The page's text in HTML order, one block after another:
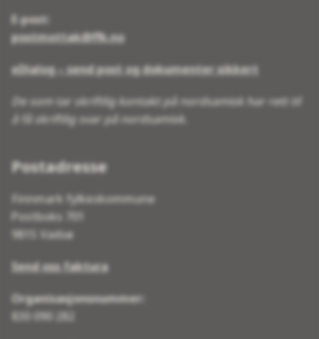
E-post:
postmottak@ffk.no
eDialog – send post og dokumenter sikkert
De som tar skriftlig kontakt på nordsamisk har rett til
å få skriftlig svar på nordsamisk.
Postadresse
Finnmark fylkeskommune
Postboks 701
9815 Vadsø
Send oss faktura
Organisasjonsnummer:
830 090 282